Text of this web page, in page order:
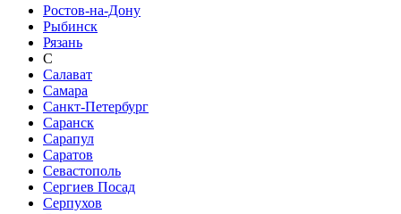
Ростов-на-Дону
Рыбинск
Рязань
С
Салават
Самара
Санкт-Петербург
Саранск
Сарапул
Саратов
Севастополь
Сергиев Посад
Серпухов